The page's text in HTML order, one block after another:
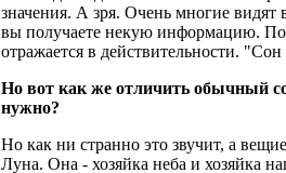
значения. А зря. Очень многие
вы получаете некую информацию.
отражается в действительности.
Но вот как же отличить обычный
нужно?
Но как ни странно это звучит, а
Луна. Она - хозяйка неба и хозяйка